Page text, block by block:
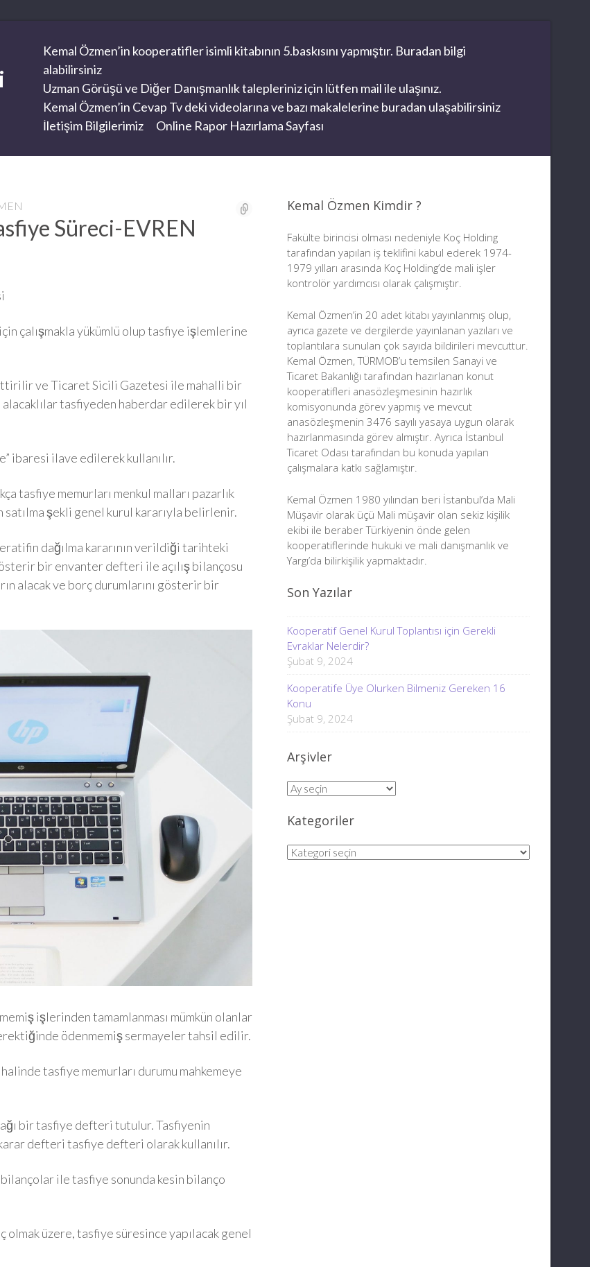
Kemal Özmen’in kooperatifler isimli kitabının 5.baskısını yapmıştır. Buradan bilgi
alabilirsiniz
Uzman Görüşü ve Diğer Danışmanlık talepleriniz için lütfen mail ile ulaşınız.
Kemal Özmen’in Cevap Tv deki videolarına ve bazı makalelerine buradan ulaşabilirsiniz
İletişim Bilgilerimiz
Online Rapor Hazırlama Sayfası
Süreci-EVREN
çalışmakla yükümlü olup tasfiye işlemlerine
ve Ticaret Sicili Gazetesi ile mahalli bir
tasfiyeden haberdar edilerek bir yıl
ibaresi ilave edilerek kullanılır.
tasfiye memurları menkul malları pazarlık
şekli genel kurul kararıyla belirlenir.
dağılma kararının verildiği tarihteki
bir envanter defteri ile açılış bilançosu
alacak ve borç durumlarını gösterir bir
işlerinden tamamlanması mümkün olanlar
ödenmemiş sermayeler tahsil edilir.
tasfiye memurları durumu mahkemeye
bir tasfiye defteri tutulur. Tasfiyenin
defteri tasfiye defteri olarak kullanılır.
ile tasfiye sonunda kesin bilanço
olmak üzere, tasfiye süresince yapılacak genel
Kemal Özmen Kimdir ?
Fakülte birincisi olması nedeniyle Koç Holding
tarafından yapılan iş teklifini kabul ederek 1974-
1979 yılları arasında Koç Holding’de mali işler
kontrolör yardımcısı olarak çalışmıştır.
Kemal Özmen’in 20 adet kitabı yayınlanmış olup,
ayrıca gazete ve dergilerde yayınlanan yazıları ve
toplantılara sunulan çok sayıda bildirileri mevcuttur.
Kemal Özmen, TÜRMOB’u temsilen Sanayi ve
Ticaret Bakanlığı tarafından hazırlanan konut
kooperatifleri anasözleşmesinin hazırlık
komisyonunda görev yapmış ve mevcut
anasözleşmenin 3476 sayılı yasaya uygun olarak
hazırlanmasında görev almıştır. Ayrıca İstanbul
Ticaret Odası tarafından bu konuda yapılan
çalışmalara katkı sağlamıştır.
Kemal Özmen 1980 yılından beri İstanbul’da Mali
Müşavir olarak üçü Mali müşavir olan sekiz kişilik
ekibi ile beraber Türkiyenin önde gelen
kooperatiflerinde hukuki ve mali danışmanlık ve
Yargı’da bilirkişilik yapmaktadır.
Son Yazılar
Kooperatif Genel Kurul Toplantısı için Gerekli
Evraklar Nelerdir?
Şubat 9, 2024
Kooperatife Üye Olurken Bilmeniz Gereken 16
Konu
Şubat 9, 2024
Arşivler
Arşivler
Kategoriler
Kategoriler